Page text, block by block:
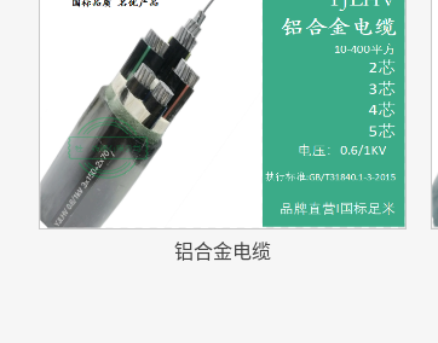
铝合金电缆